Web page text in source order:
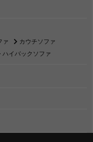
ァ
カウチソファ
ハイバックソファ